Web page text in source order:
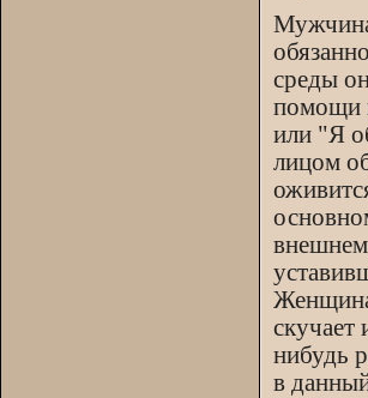
среды
помощи
или "Я
лицом
скучает
нибудь
в